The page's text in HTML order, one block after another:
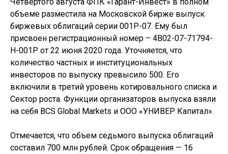
Четвертого августа ФПК «Гарант-Инвест» в полном
объеме разместила на Московской бирже выпуск
биржевых облигаций серии 001Р-07. Ему был
присвоен регистрационный номер – 4B02-07-71794-
H-001P от 22 июня 2020 года. Уточняется, что
количество частных и институциональных
инвесторов по выпуску превысило 500. Его
включили в третий уровень котировального списка и
Сектор роста. Функции организаторов выпуска взяли
на себя BCS Global Markets и ООО «УНИВЕР Капитал».
Отмечается, что объем седьмого выпуска облигаций
составил 700 млн рублей. Срок обращения — 16